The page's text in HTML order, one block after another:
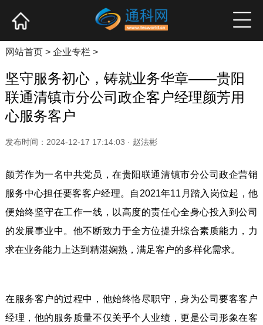
产业资讯 企业新品 高端访谈
网站首页> 企业专栏 >
坚守服务初心，铸就业务华章——贵阳
联通清镇市分公司政企客户经理颜芳用
心服务客户
发布时间：2024-12-17 17:14:03 · 赵法彬
颜芳作为一名中共党员，在贵阳联通清镇市分公司政企营销
服务中心担任要客客户经理。自2021年11月踏入岗位起，他
便始终坚守在工作一线，以高度的责任心全身心投入到公司
的发展事业中。他不断致力于全方位提升综合素质能力，力
求在业务能力上达到精湛娴熟，满足客户的多样化需求。
在服务客户的过程中，他始终恪尽职守，身为公司要客客户
经理，他的服务质量不仅关乎个人业绩，更是公司形象在客